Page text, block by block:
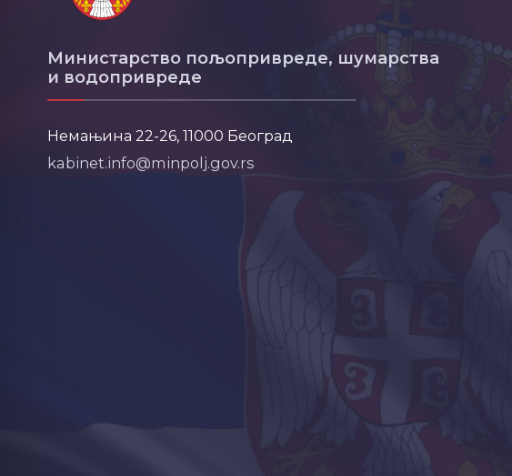
Министарство пољопривреде, шумарства
и водопривреде
Немањина 22-26, 11000 Београд
kabinet.info@minpolj.gov.rs